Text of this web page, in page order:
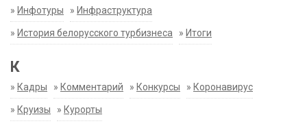
» Инфотуры » Инфраструктура
» История белорусского турбизнеса » Итоги
К
» Кадры » Комментарий » Конкурсы » Коронавирус
» Круизы » Курорты